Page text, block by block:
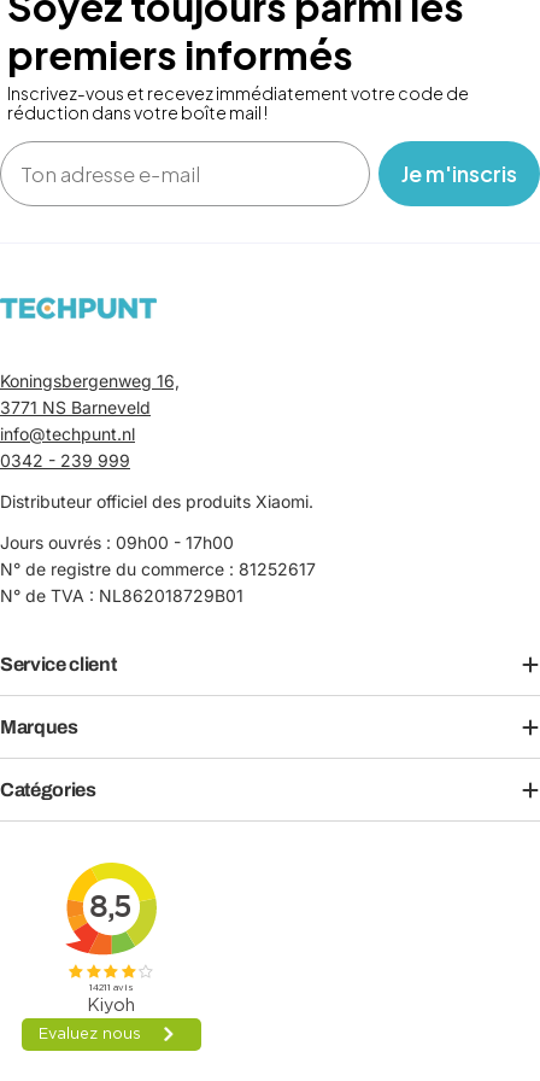
premiers informés
Inscrivez-vous et recevez immédiatement votre code de
réduction dans votre boîte mail !
Email
‎ ‎ ‎ Je m'inscris ‎ ‎ ‎
Koningsbergenweg 16,
3771 NS Barneveld
info@techpunt.nl
0342 - 239 999
Distributeur officiel des produits Xiaomi.
Jours ouvrés : 09h00 - 17h00
N° de registre du commerce : 81252617
N° de TVA : NL862018729B01
Service client
Marques
Catégories